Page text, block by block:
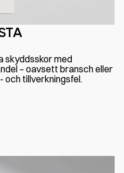
skyddsskor med
– oavsett bransch eller
och tillverkningsfel.